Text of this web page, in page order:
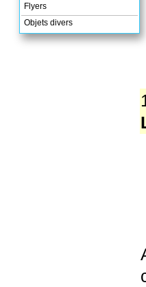
Flyers
Objets divers